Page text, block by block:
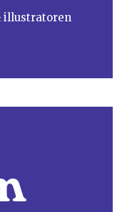
illustratoren